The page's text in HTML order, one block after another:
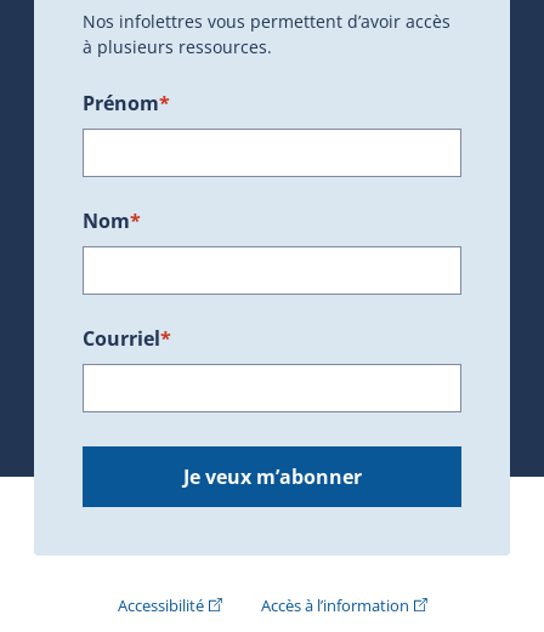
Nos infolettres vous permettent d’avoir accès
à plusieurs ressources.
Prénom*
Nom*
Courriel*
Je veux m’abonner
Accessibilité(Cet hyperlien externe s'ouvrira dans une
Accès à l’information(Cet hyperlien